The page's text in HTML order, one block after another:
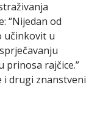
“Nijedan od
učinkovit u
prinosa rajčice.”
i drugi znanstveni